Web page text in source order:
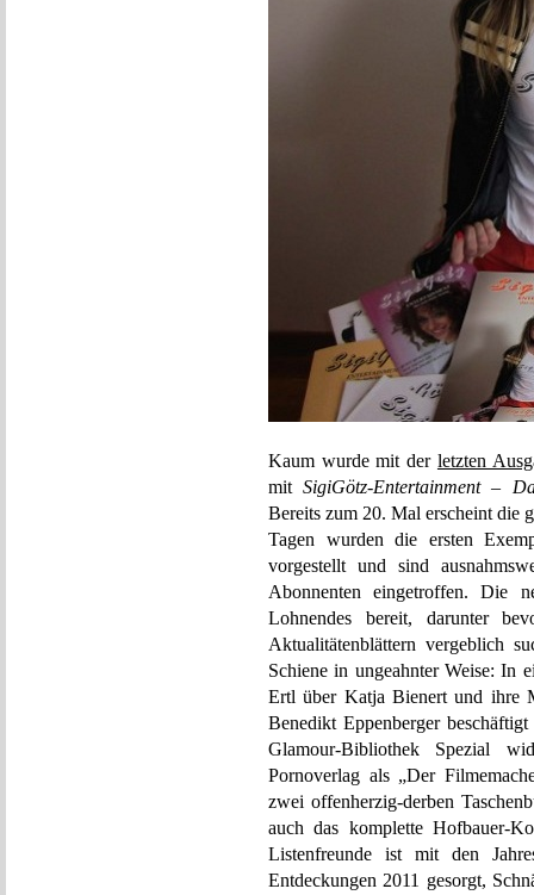
Kaum wurde mit der letzten
mitSigiGötz-Entertainment –
Bereits zum 20. Mal erscheint die
Tagen wurden die ersten
vorgestellt und sind
Abonnenten eingetroffen. Die
Lohnendes bereit, darunter
Aktualitätenblättern vergeblich
Schiene in ungeahnter Weise: In
Ertl über Katja Bienert und ihre
Benedikt Eppenberger
Glamour-Bibliothek Spezial
Pornoverlag als „Der
zwei offenherzig-derben
auch das komplette Hofbauer-
Listenfreunde ist mit den
Entdeckungen 2011 gesorgt,